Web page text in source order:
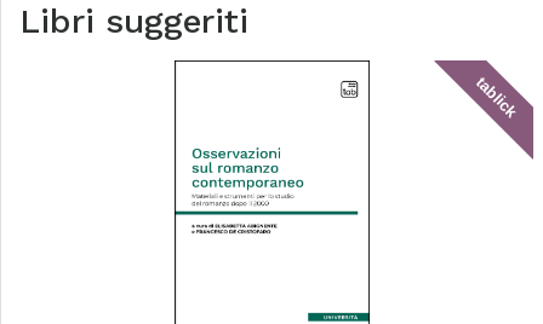
Libri suggeriti
tablick